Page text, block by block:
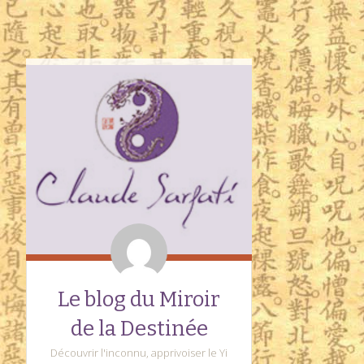
Le blog du Miroir
de la Destinée
Découvrir l'inconnu, apprivoiser le Yi